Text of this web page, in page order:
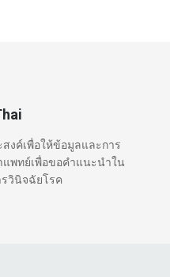
งค์เพื่อให้ข้อมูลและการ
พทย์เพื่อขอคำแนะนำใน
วินิจฉัยโรค